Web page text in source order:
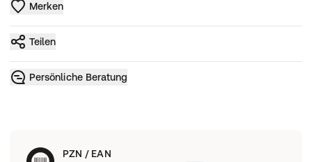
Merken
Teilen
Persönliche Beratung
PZN / EAN